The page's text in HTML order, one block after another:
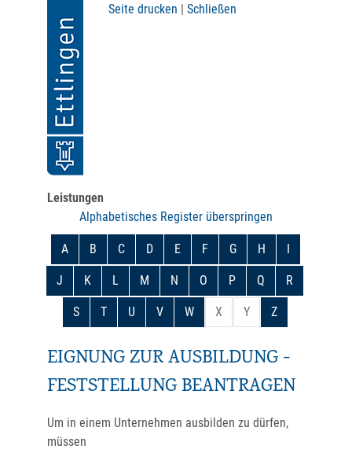
Seite drucken | Schließen
Leistungen
Alphabetisches Register überspringen
A B C D E F G H I
J K L M N O P Q R
S T U V W X Y Z
EIGNUNG ZUR AUSBILDUNG -
FESTSTELLUNG BEANTRAGEN
Um in einem Unternehmen ausbilden zu dürfen,
müssen